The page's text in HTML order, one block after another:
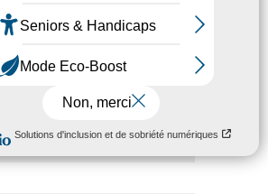
– Acteurs
– flyer
Tourisme &